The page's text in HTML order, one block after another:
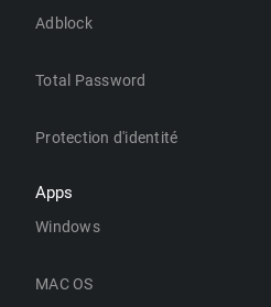
Adblock
Total Password
Protection d'identité
Apps
Windows
MAC OS